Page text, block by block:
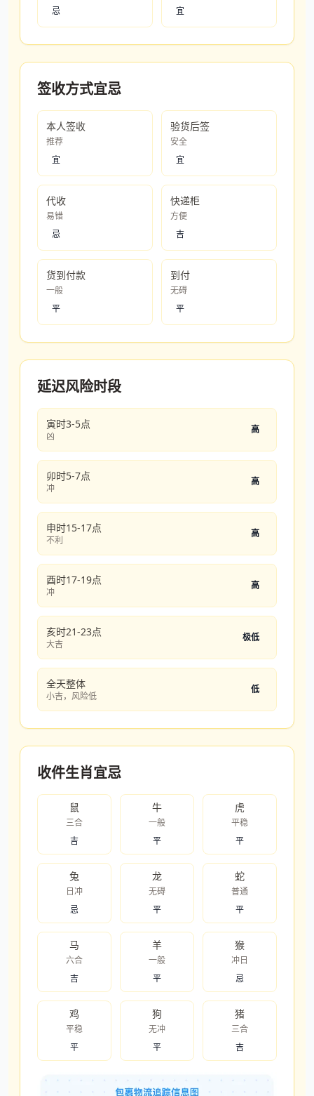
忌 宜
签收方式宜忌
本人签收
推荐
宜
验货后签
安全
宜
代收
易错
忌
快递柜
方便
吉
货到付款
一般
平
到付
无碍
平
延迟风险时段
寅时3-5点
凶
高
卯时5-7点
冲
高
申时15-17点
不利
高
酉时17-19点
冲
高
亥时21-23点
大吉
极低
全天整体
小吉，风险低
低
收件生肖宜忌
鼠
三合
吉
牛
一般
平
虎
平稳
平
兔
日冲
忌
龙
无碍
平
蛇
普通
平
马
六合
吉
羊
一般
平
猴
冲日
忌
鸡
平稳
平
狗
无冲
平
猪
三合
吉